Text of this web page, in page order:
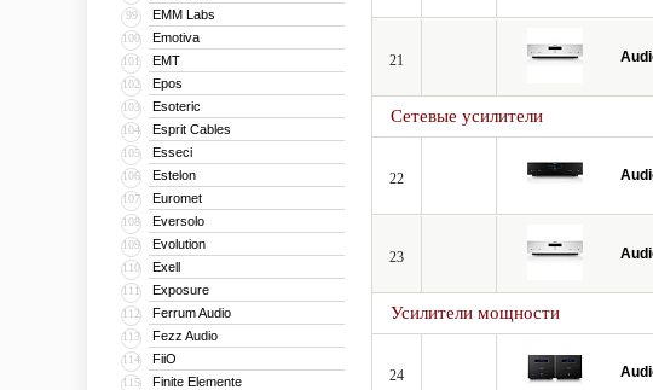
99 EMM Labs
100 Emotiva
101 EMT
102 Epos
103 Esoteric
104 Esprit Cables
105 Esseci
106 Estelon
107 Euromet
108 Eversolo
109 Evolution
110 Exell
111 Exposure
112 Ferrum Audio
113 Fezz Audio
114 FiiO
115 Finite Elemente
21
Сетевые усилители
22
23
Усилители мощности
24